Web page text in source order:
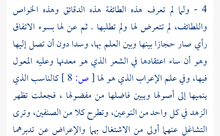
4 - ولما لم تعرف هذه الطائفة هذه الدقائق وهذه الخواص
واللطائف، لم تتعرض لها ولم تطلبها . ثم عن لها بسوء الاتفاق
رأي صار حجازا بينها وبين العلم بها، وسدا دون أن تصل إليها
وهو أن ساء اعتقادها في الشعر الذي هو معدنها وعليه المعول
فيها، وفي علم الإعراب الذي هو لها[ص:
كالناسب الذي
ينميها إلى أصولها ويبين فاضلها من مفضولها ، فجعلت تظهر
الزهد في كل واحد من النوعين، وتطرح كلا من الصنفين، وترى
التشاغل عنهما أولى من الاشتغال بهما والإعراض عن تدبرهما